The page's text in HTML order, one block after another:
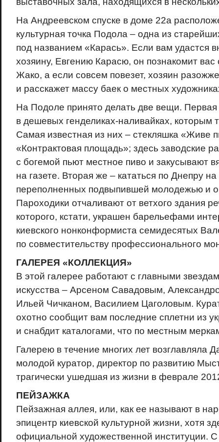
На Андреевском спуске в доме 22а
культурная точка Подола – одна из
под названием «Карась». Если вам удастся
хозяину, Евгению Карасю, он познакомит вас
Жако, а если совсем повезет, хозяин
и расскажет массу баек о местных
На Подоле принято делать две вещи. Первая
в дешевых генделиках-наливайках, которым
Самая известная из них – стекляшка «Живе
«Контрактовая площадь»; здесь заводские
с богемой пьют местное пиво и закусывают
на газете. Вторая же – кататься по Днепру
переполненных подвыпившей молодежью и
Пароходики отчаливают от ветхого здания
которого, кстати, украшен барельефами
киевского нонконформиста семидесятых
по совместительству профессионального
ГАЛЕРЕЯ «КОЛЛЕКЦИЯ»
В этой галерее работают с главными
искусства – Арсеном Савадовым,
Ильей Чичканом, Василием Цаголовым.
охотно сообщит вам последние сплетни из
и снабдит каталогами, что по местным
Галерею в течение многих лет возглавляла
молодой куратор, директор по развитию
трагически ушедшая из жизни в феврале
ПЕЙЗАЖКА
Пейзажная аллея, или, как ее называют в
эпицентр киевской культурной жизни, хотя
официальной художественной институции.